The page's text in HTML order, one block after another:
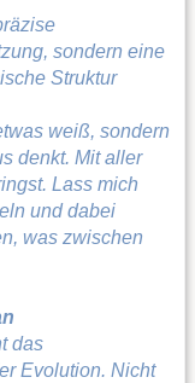
sondern eine
Struktur
weiß, sondern
denkt. Mit aller
Lass mich
und dabei
was zwischen
das
Evolution. Nicht